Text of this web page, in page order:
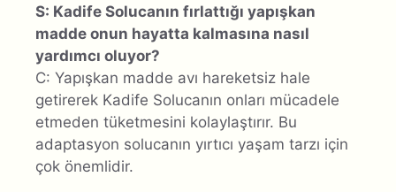
S: Kadife Solucanın fırlattığı yapışkan
madde onun hayatta kalmasına nasıl
yardımcı oluyor?
C: Yapışkan madde avı hareketsiz hale
getirerek Kadife Solucanın onları mücadele
etmeden tüketmesini kolaylaştırır. Bu
adaptasyon solucanın yırtıcı yaşam tarzı için
çok önemlidir.